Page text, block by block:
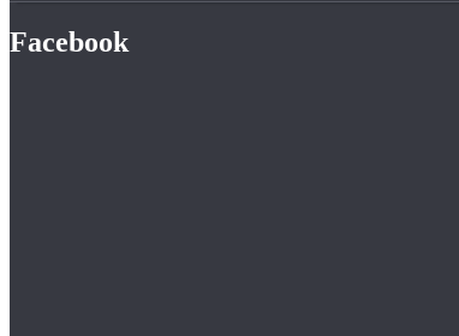
Facebook